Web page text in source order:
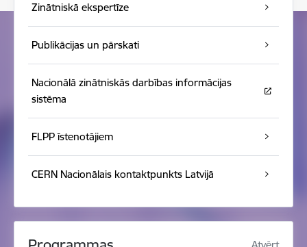
Zinātniskā ekspertīze
Publikācijas un pārskati
Nacionālā zinātniskās darbības informācijas
sistēma
FLPP īstenotājiem
CERN Nacionālais kontaktpunkts Latvijā